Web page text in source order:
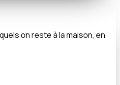
on reste à la maison, en